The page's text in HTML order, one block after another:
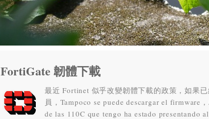
FortiGate 韌體下載
最近 Fortinet 似乎改變韌體下載的政策，如果
員，Tampoco se puede descargar el firmware
de las 110C que tengo ha estado presentando